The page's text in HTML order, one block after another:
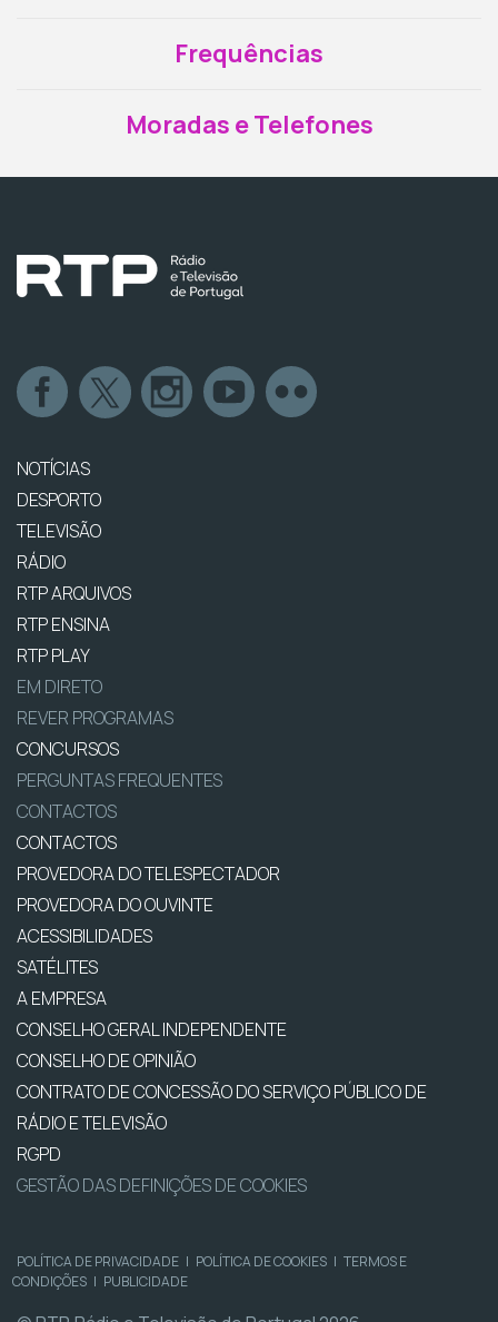
Frequências
Moradas e Telefones
NOTÍCIAS
DESPORTO
TELEVISÃO
RÁDIO
RTP ARQUIVOS
RTP ENSINA
RTP PLAY
EM DIRETO
REVER PROGRAMAS
CONCURSOS
PERGUNTAS FREQUENTES
CONTACTOS
CONTACTOS
PROVEDORA DO TELESPECTADOR
PROVEDORA DO OUVINTE
ACESSIBILIDADES
SATÉLITES
A EMPRESA
CONSELHO GERAL INDEPENDENTE
CONSELHO DE OPINIÃO
CONTRATO DE CONCESSÃO DO SERVIÇO PÚBLICO DE
RÁDIO E TELEVISÃO
RGPD
GESTÃO DAS DEFINIÇÕES DE COOKIES
POLÍTICA DE PRIVACIDADE | POLÍTICA DE COOKIES | TERMOS E
CONDIÇÕES | PUBLICIDADE